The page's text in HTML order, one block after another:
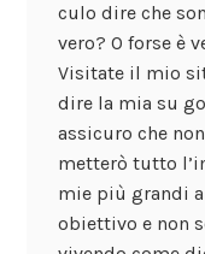
culo dire che
vero? O forse è
Visitate il mio
dire la mia su
assicuro che
metterò tutto
mie più grandi
obiettivo e non